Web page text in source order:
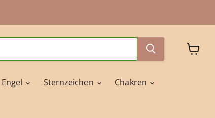
Engel Sternzeichen Chakren